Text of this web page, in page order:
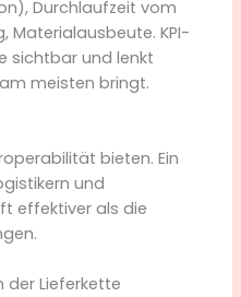
Durchlaufzeit vom
Materialausbeute. KPI-
sichtbar und lenkt
meisten bringt.
bieten. Ein
und
effektiver als die
der Lieferkette